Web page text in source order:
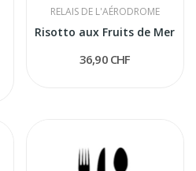
RELAIS DE L'AÉRODROME
Risotto aux Fruits de Mer
36,90 CHF